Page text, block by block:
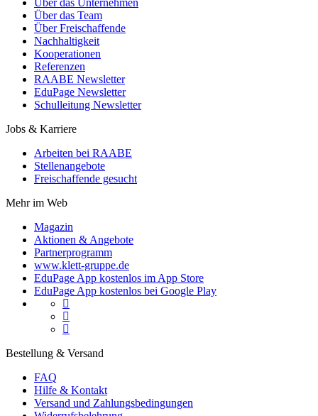
Über das Team
Über Freischaffende
Nachhaltigkeit
Kooperationen
Referenzen
RAABE Newsletter
EduPage Newsletter
Schulleitung Newsletter
Jobs & Karriere
Arbeiten bei RAABE
Stellenangebote
Freischaffende gesucht
Mehr im Web
Magazin
Aktionen & Angebote
Partnerprogramm
www.klett-gruppe.de
EduPage App kostenlos im App Store
EduPage App kostenlos bei Google Play



Bestellung & Versand
FAQ
Hilfe & Kontakt
Versand und Zahlungsbedingungen